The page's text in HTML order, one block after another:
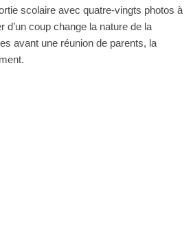
scolaire avec quatre-vingts photos à
d’un coup change la nature de la
avant une réunion de parents, la